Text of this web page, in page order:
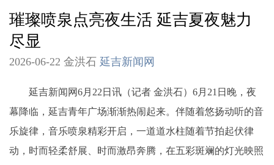
璀璨喷泉点亮夜生活 延吉夏夜魅力
尽显
2026-06-22 金洪石 延吉新闻网
延吉新闻网6月22日讯（记者 金洪石）6月21日晚，夜
幕降临，延吉青年广场渐渐热闹起来。伴随着悠扬动听的音
乐旋律，音乐喷泉精彩开启，一道道水柱随着节拍起伏律
动，时而轻柔舒展、时而激昂奔腾，在五彩斑斓的灯光映照